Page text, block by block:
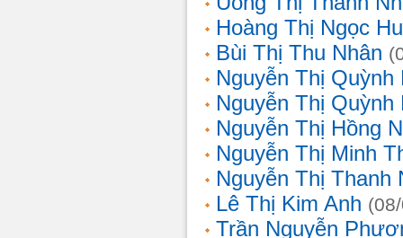
Hoàng Thị Ngọc
Bùi Thị Thu Nhân
Nguyễn Thị Quỳnh
Nguyễn Thị Quỳnh
Nguyễn Thị Hồng
Nguyễn Thị Minh
Nguyễn Thị Thanh
Lê Thị Kim Anh
Trần Nguyễn